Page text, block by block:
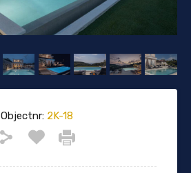
Objectnr:2K-18